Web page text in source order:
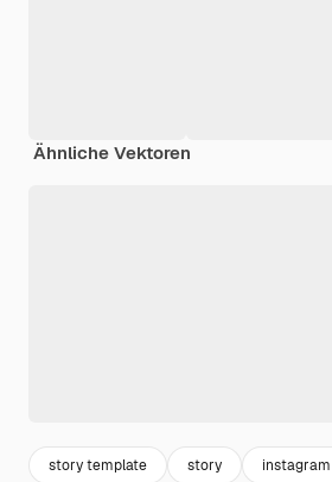
Ähnliche Vektoren
story template story